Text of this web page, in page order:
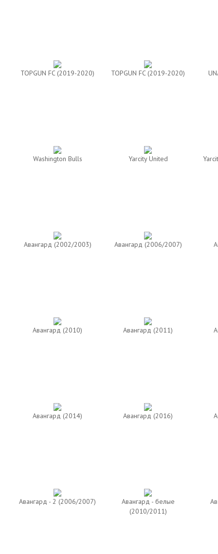
TOPGUN FC (2019-2020) TOPGUN FC (2019-2020)
Washington Bulls Yarcity United
Авангард (2002/2003) Авангард (2006/2007)
Авангард (2010) Авангард (2011)
Авангард (2014) Авангард (2016)
Авангард - 2 (2006/2007)
Авангард - белые
(2010/2011)